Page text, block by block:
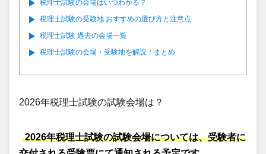
税理士試験の会場はいつわかる？
税理士試験の受験地 おすすめの選び方と注意点
税理士試験 過去の会場一覧
税理士試験の会場・受験地を解説！まとめ
2026年税理士試験の試験会場は？
2026年税理士試験の試験会場については、受験者に